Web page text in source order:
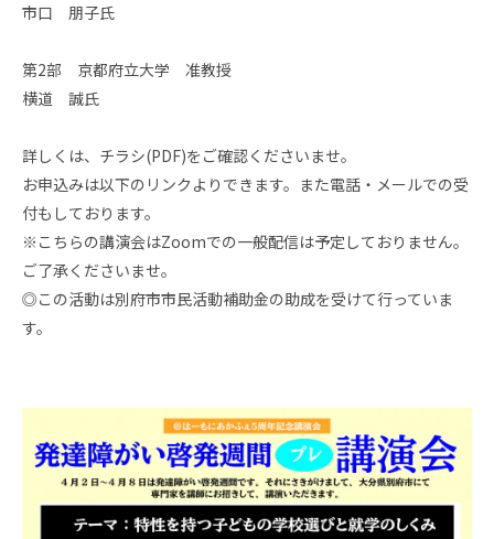
市口 朋子氏
第2部 京都府立大学 准教授
横道 誠氏
詳しくは、チラシ(PDF)をご確認くださいませ。
お申込みは以下のリンクよりできます。また電話・メールでの受
付もしております。
※こちらの講演会はZoomでの一般配信は予定しておりません。
ご了承くださいませ。
◎この活動は別府市市民活動補助金の助成を受けて行っていま
す。